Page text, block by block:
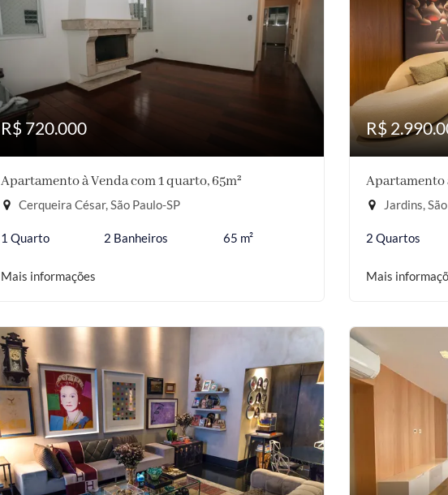
R$ 720.000
Apartamento à Venda com 1 quarto, 65m²
Cerqueira César, São Paulo-SP
1 Quarto 2 Banheiros 65 m²
Mais informações
R$
Apartamento
Jardins,
2 Quartos
Mais